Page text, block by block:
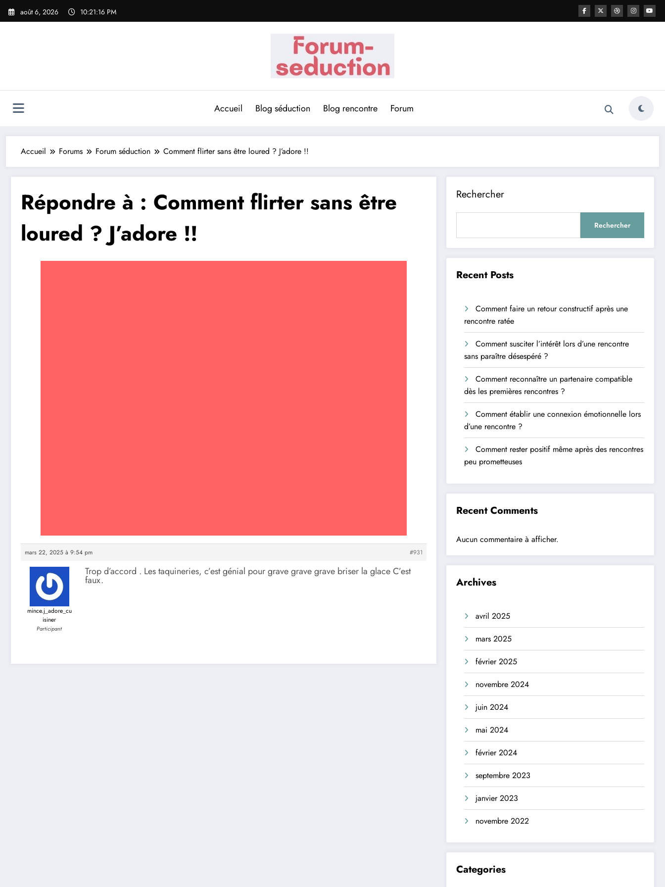
Aller
août 6, 2026 10:21:16 PM
Accueil Blog séduction Blog rencontre Forum
Accueil Forums Forum séduction Comment flirter sans être loured ? J’adore !!
Répondre à : Comment flirter sans être
loured ? J’adore !!
mars 22, 2025 à 9:54 pm #931
mince.j_adore_cu
isiner
Participant
Trop d’accord . Les taquineries, c’est génial pour grave grave grave briser la glace C’est
faux.
Rechercher
Rechercher
Recent Posts
Comment faire un retour constructif après une
rencontre ratée
Comment susciter l’intérêt lors d’une rencontre
sans paraître désespéré ?
Comment reconnaître un partenaire compatible
dès les premières rencontres ?
Comment établir une connexion émotionnelle lors
d’une rencontre ?
Comment rester positif même après des rencontres
peu prometteuses
Recent Comments
Aucun commentaire à afficher.
Archives
avril 2025
mars 2025
février 2025
novembre 2024
juin 2024
mai 2024
février 2024
septembre 2023
janvier 2023
novembre 2022
Categories